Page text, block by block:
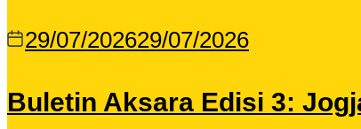
29/07/202629/07/2026
Buletin Aksara Edisi 3: